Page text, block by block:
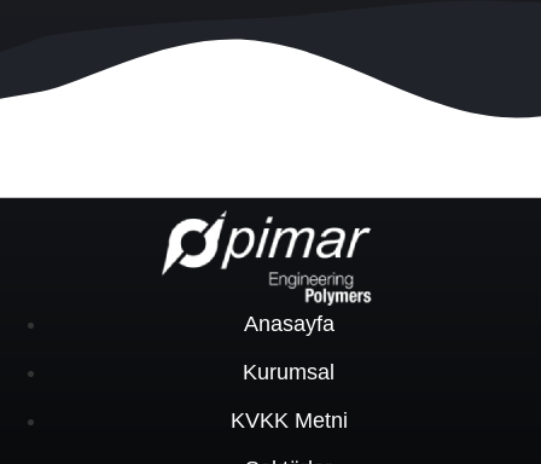
Anasayfa
Kurumsal
KVKK Metni